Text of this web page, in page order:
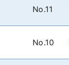
No.11
No.10